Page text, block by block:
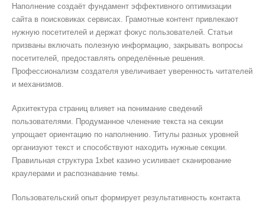
Наполнение создаёт фундамент эффективного оптимизации
сайта в поисковиках сервисах. Грамотные контент привлекают
нужную посетителей и держат фокус пользователей. Статьи
призваны включать полезную информацию, закрывать вопросы
посетителей, предоставлять определённые решения.
Профессионализм создателя увеличивает уверенность читателей
и механизмов.
Архитектура страниц влияет на понимание сведений
пользователями. Продуманное членение текста на секции
упрощает ориентацию по наполнению. Титулы разных уровней
организуют текст и способствуют находить нужные секции.
Правильная структура 1xbet казино усиливает сканирование
краулерами и распознавание темы.
Пользовательский опыт формирует результативность контакта